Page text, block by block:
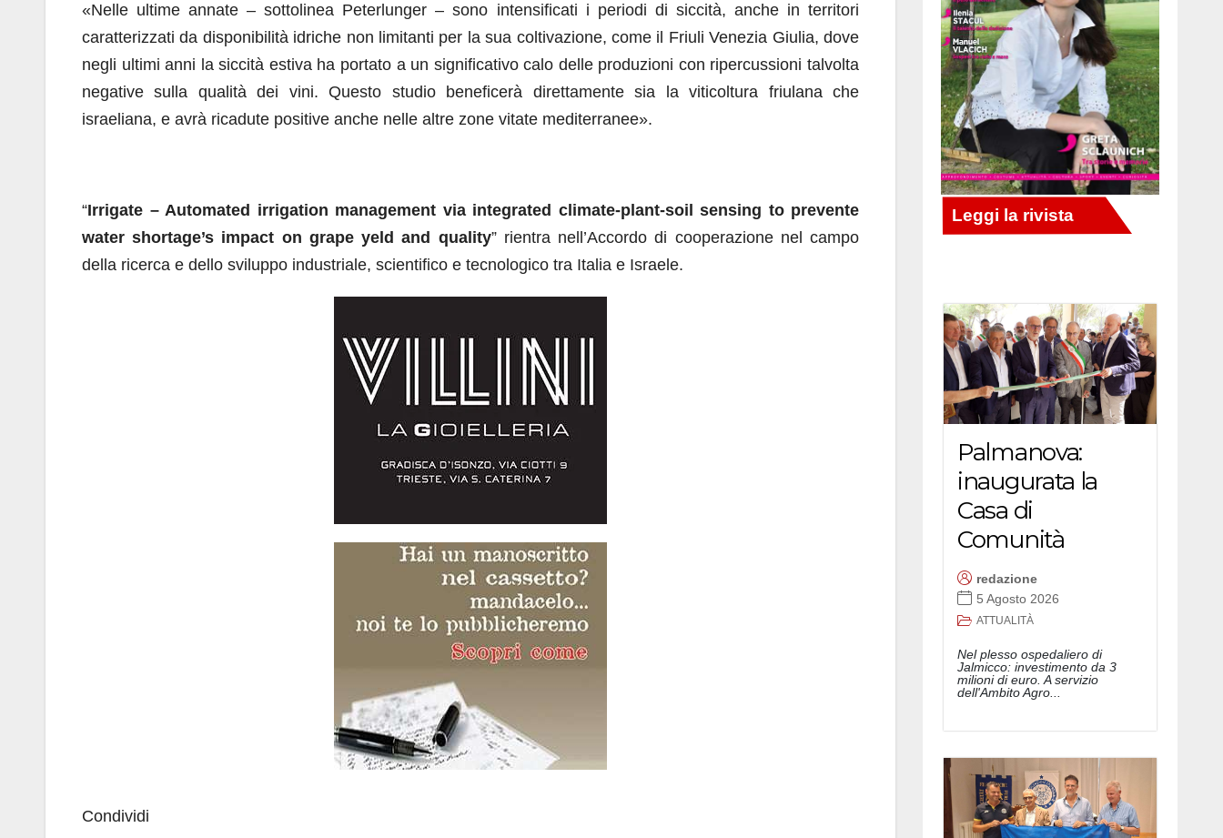
«Nelle ultime annate – sottolinea Peterlunger – sono intensificati i periodi di siccità, anche in territori
caratterizzati da disponibilità idriche non limitanti per la sua coltivazione, come il Friuli Venezia Giulia, dove
negli ultimi anni la siccità estiva ha portato a un significativo calo delle produzioni con ripercussioni talvolta
negative sulla qualità dei vini. Questo studio beneficerà direttamente sia la viticoltura friulana che
israeliana, e avrà ricadute positive anche nelle altre zone vitate mediterranee».
“Irrigate – Automated irrigation management via integrated climate-plant-soil sensing to prevente
water shortage’s impact on grape yeld and quality” rientra nell’Accordo di cooperazione nel campo
della ricerca e dello sviluppo industriale, scientifico e tecnologico tra Italia e Israele.
Condividi
Palmanova:
inaugurata la
Casa di
Comunità
redazione
5 Agosto 2026
ATTUALITÀ
Nel plesso ospedaliero di
Jalmicco: investimento da 3
milioni di euro. A servizio
dell'Ambito Agro...